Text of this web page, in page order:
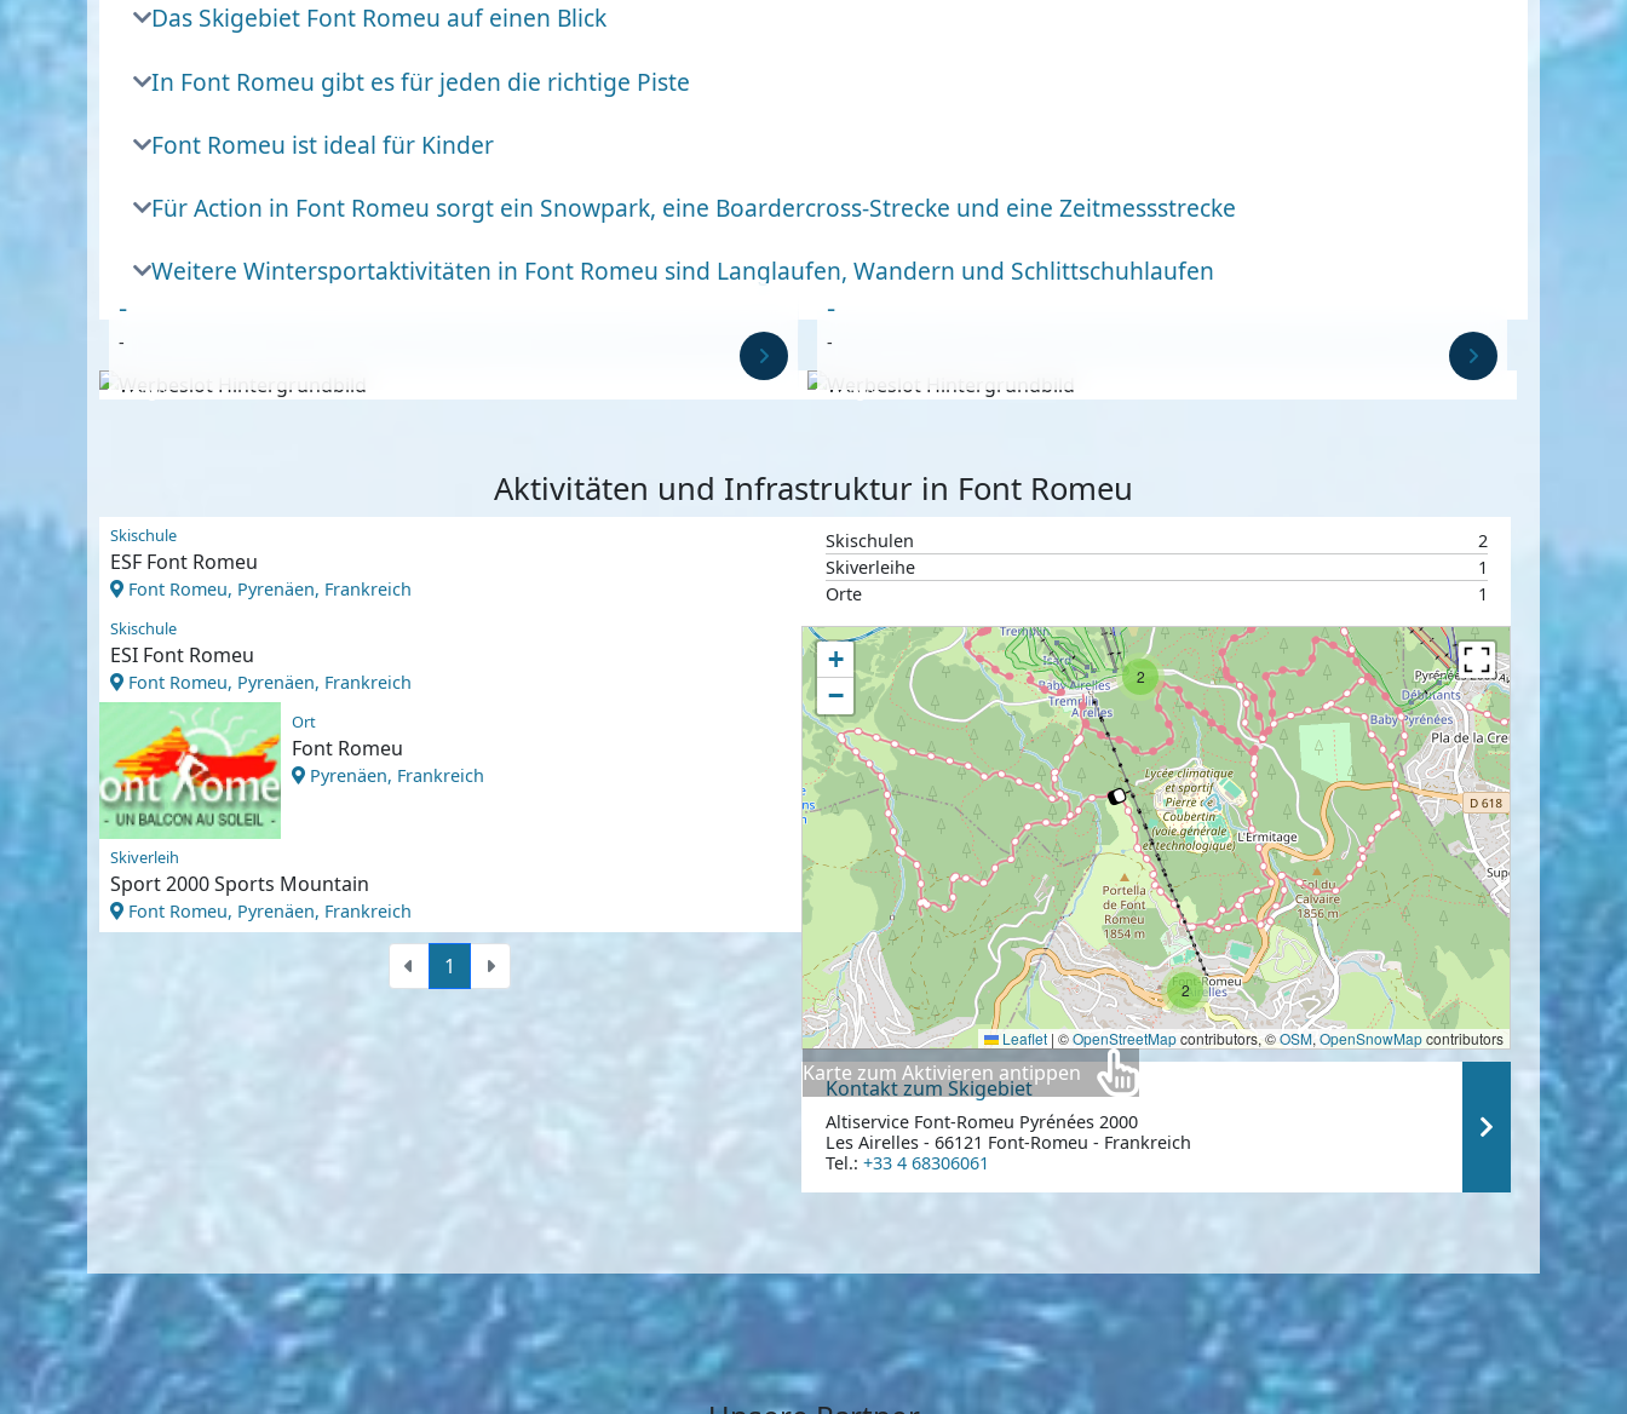
Das Skigebiet Font Romeu auf einen Blick
In Font Romeu gibt es für jeden die richtige Piste
Font Romeu ist ideal für Kinder
Für Action in Font Romeu sorgt ein Snowpark, eine Boardercross-Strecke und eine Zeitmessstrecke
Weitere Wintersportaktivitäten in Font Romeu sind Langlaufen, Wandern und Schlittschuhlaufen
Anzeige
-
-
Anzeige
-
-
Aktivitäten und Infrastruktur in Font Romeu
Skischule
ESF Font Romeu
Font Romeu, Pyrenäen, Frankreich
Skischule
ESI Font Romeu
Font Romeu, Pyrenäen, Frankreich
Ort
Font Romeu
Pyrenäen, Frankreich
Skiverleih
Sport 2000 Sports Mountain
Font Romeu, Pyrenäen, Frankreich
1
Skischulen
2
Skiverleihe
1
Orte
1
2
2
+
−
Leaflet | ©OpenStreetMapcontributors, ©OSM, OpenSnowMapcontributors
Karte zum Aktivieren antippen
Kontakt zum Skigebiet
Altiservice Font-Romeu Pyrénées 2000
Les Airelles - 66121 Font-Romeu - Frankreich
Tel.: +33 4 68306061